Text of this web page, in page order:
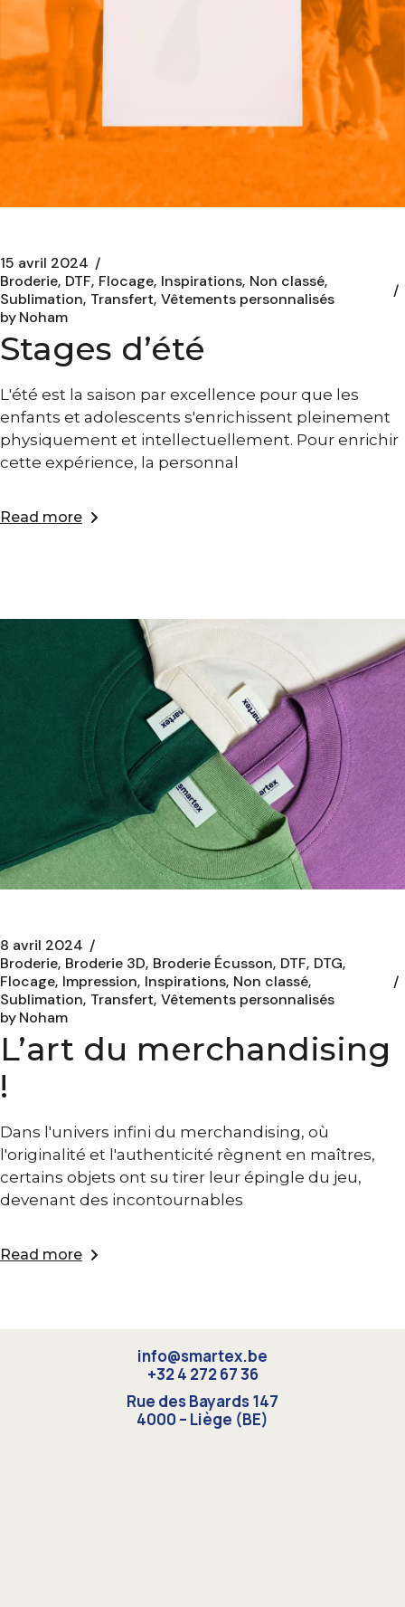
15 avril 2024
Broderie DTF Flocage Inspirations Non classé
Sublimation Transfert Vêtements personnalisés
byNoham
Stages d’été
L'été est la saison par excellence pour que les
enfants et adolescents s'enrichissent pleinement
physiquement et intellectuellement. Pour enrichir
cette expérience, la personnal
Read more
8 avril 2024
Broderie Broderie 3D Broderie Écusson DTF DTG
Flocage Impression Inspirations Non classé
Sublimation Transfert Vêtements personnalisés
byNoham
L’art du merchandising
!
Dans l'univers infini du merchandising, où
l'originalité et l'authenticité règnent en maîtres,
certains objets ont su tirer leur épingle du jeu,
devenant des incontournables
Read more
info@smartex.be
+32 4 272 67 36
Rue des Bayards 147
4000 – Liège (BE)